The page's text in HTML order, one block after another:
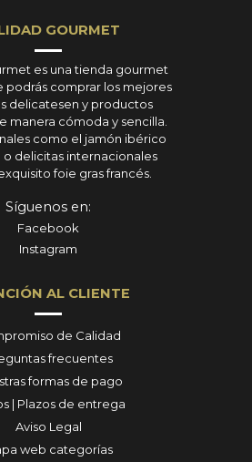
GOURMET
es una tienda gourmet
podrás comprar los mejores
delicatesen y productos
manera cómoda y sencilla.
como el jamón ibérico
delicitas internacionales
foie gras francés.
Síguenos en:
Facebook
Instagram
AL CLIENTE
de Calidad
frecuentes
formas de pago
| Plazos de entrega
Aviso Legal
web categorías